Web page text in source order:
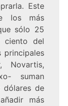
Este
los más
sólo 25
ciento del
principales
Novartis,
suman
dólares de
más